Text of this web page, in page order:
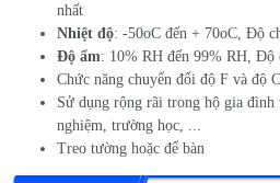
nhất
Nhiệt độ: -50oC đến + 70oC, Độ
Độ ẩm: 10% RH đến 99% RH, Độ
Chức năng chuyển đổi độ F và độ C
Sử dụng rộng rãi trong hộ gia đình
nghiệm, trường học, ...
Treo tường hoặc để bàn